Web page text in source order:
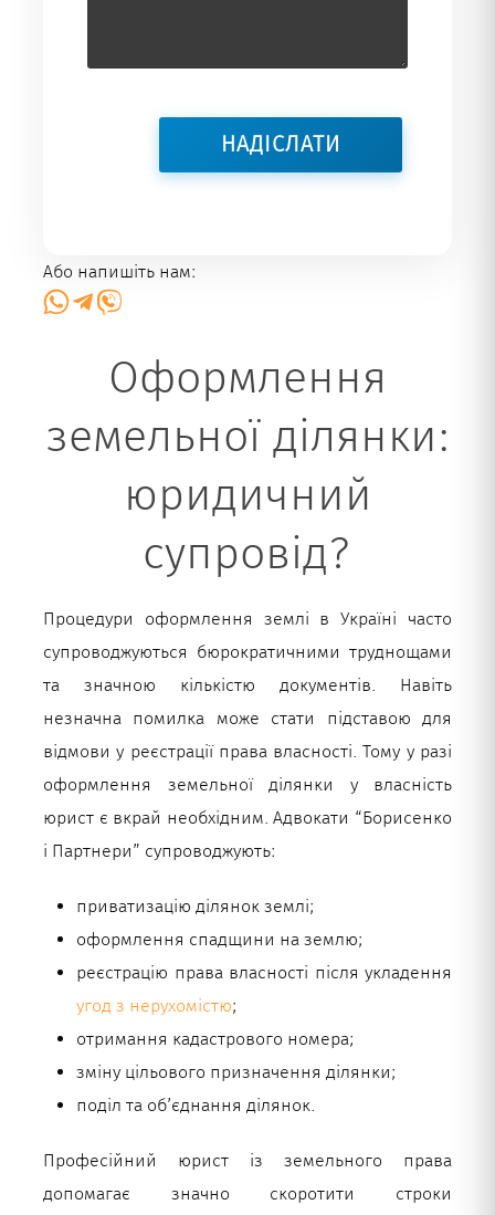
Або напишіть нам:
Оформлення
земельної ділянки:
юридичний
супровід?
Процедури оформлення землі в Україні часто
супроводжуються бюрократичними труднощами
та значною кількістю документів. Навіть
незначна помилка може стати підставою для
відмови у реєстрації права власності. Тому у разі
оформлення земельної ділянки у власність
юрист є вкрай необхідним. Адвокати “Борисенко
і Партнери” супроводжують:
приватизацію ділянок землі;
оформлення спадщини на землю;
реєстрацію права власності після укладення
угод з нерухомістю;
отримання кадастрового номера;
зміну цільового призначення ділянки;
поділ та об’єднання ділянок.
Професійний юрист із земельного права
допомагає значно скоротити строки